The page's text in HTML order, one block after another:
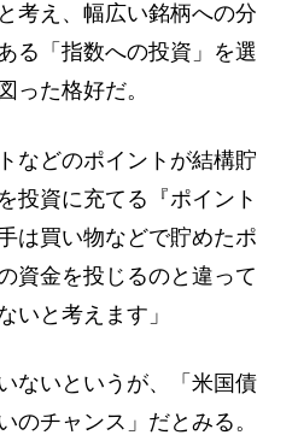
考え、幅広い銘柄への分
る「指数への投資」を選
った格好だ。
などのポイントが結構貯
投資に充てる『ポイント
は買い物などで貯めたポ
資金を投じるのと違って
いと考えます」
ないというが、「米国債
のチャンス」だとみる。